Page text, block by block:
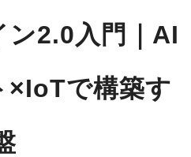
ン2.0入門｜AI
×IoTで構築す